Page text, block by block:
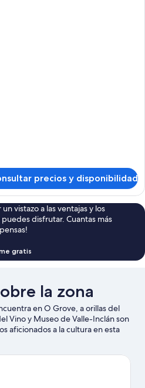
precios y disponibilidad
vistazo a las ventajas y los
disfrutar. Cuantas más
gratis
la zona
en O Grove, a orillas del
Vino y Museo de Valle-Inclán son
aficionados a la cultura en esta
acercarte a Paseo Marítimo y
Paris Dakart Sanxenxo